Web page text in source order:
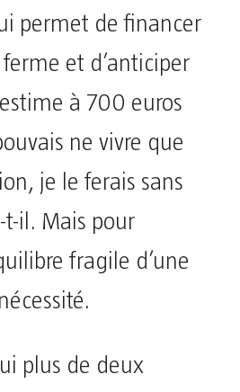
permet de financer
ferme et d’anticiper
à 700 euros
ne vivre que
je le ferais sans
il. Mais pour
fragile d’une
plus de deux